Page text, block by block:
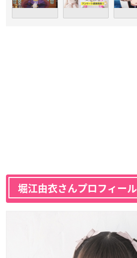
堀江由衣さんプロフィール